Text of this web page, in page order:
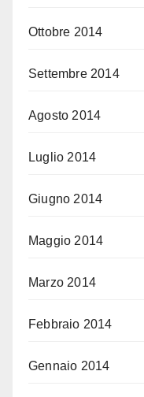
Ottobre 2014
Settembre 2014
Agosto 2014
Luglio 2014
Giugno 2014
Maggio 2014
Marzo 2014
Febbraio 2014
Gennaio 2014